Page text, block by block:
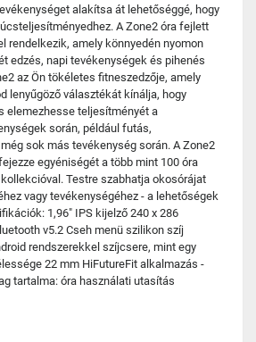
alakítsa át lehetőséggé, hogy
A Zone2 óra fejlett
rendelkezik, amely könnyedén nyomon
edzés, napi tevékenységek és pihenés
az Ön tökéletes fitneszedzője, amely
lenyűgöző választékát kínálja, hogy
elemezhesse teljesítményét a
során, például futás,
sok más tevékenység során. A Zone2
egyéniségét a több mint 100 óra
Testre szabhatja okosórájat
vagy tevékenységéhez - a lehetőségek
1,96" IPS kijelző 240 x 286
v5.2 Cseh menü szilikon szíj
rendszerekkel szíjcsere, mint egy
22 mm HiFutureFit alkalmazás -
tartalma: óra használati utasítás